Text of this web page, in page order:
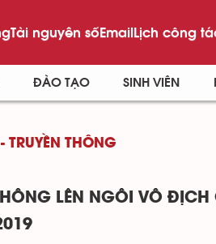
Tài nguyên sốEmailLịch công
ĐÀO TẠO SINH VIÊN
THÔNG
LÊN NGÔI VÔ